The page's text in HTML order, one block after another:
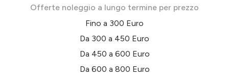
Offerte noleggio a lungo termine per prezzo
Fino a 300 Euro
Da 300 a 450 Euro
Da 450 a 600 Euro
Da 600 a 800 Euro